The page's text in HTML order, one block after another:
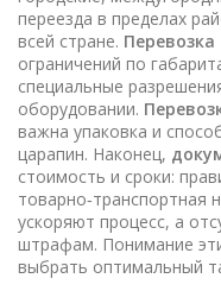
переезда в пределах
всей стране. Перевозка
ограничений по
специальные
оборудовании.
важна упаковка и
царапин. Наконец,
стоимость и сроки:
товарно‑транспортная
ускоряют процесс, а
штрафам. Понимание
выбрать оптимальный